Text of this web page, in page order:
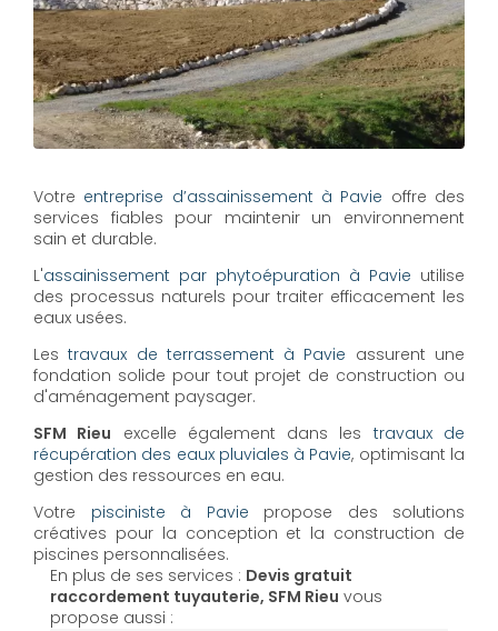
Votre entreprise d’assainissement à Pavie offre des
services fiables pour maintenir un environnement
sain et durable.
L'assainissement par phytoépuration à Pavie utilise
des processus naturels pour traiter efficacement les
eaux usées.
Lestravaux de terrassement à Pavie assurent une
fondation solide pour tout projet de construction ou
d'aménagement paysager.
SFM Rieu excelle également dans les travaux de
récupération des eaux pluviales à Pavie, optimisant la
gestion des ressources en eau.
Votre pisciniste à Pavie propose des solutions
créatives pour la conception et la construction de
piscines personnalisées.
En plus de ses services : Devis gratuit
raccordement tuyauterie, SFM Rieu vous
propose aussi :